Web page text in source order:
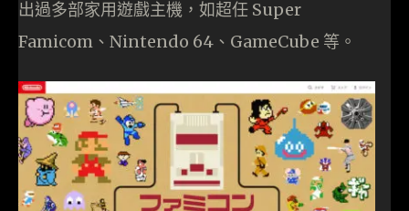
出過多部家用遊戲主機，如超任 Super
Famicom、Nintendo 64、GameCube 等。